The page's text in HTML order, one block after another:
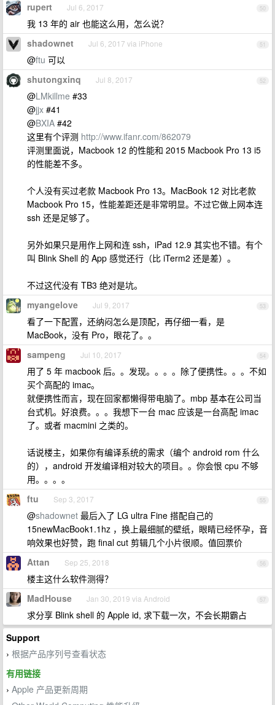
50
rupert Jul 6, 2017
我 13 年的 air 也能这么用，怎么说？
51
shadownet Jul 6, 2017 via iPhone
@ftu 可以
52
shutongxinq Jul 8, 2017
@LMkillme #33
@jjx #41
@BXIA #42
这里有个评测 http://www.ifanr.com/862079
评测里面说，Macbook 12 的性能和 2015 Macbook Pro 13 i5
的性能差不多。
个人没有买过老款 Macbook Pro 13。MacBook 12 对比老款
Macbook Pro 15，性能差距还是非常明显。不过它做上网本连
ssh 还是足够了。
另外如果只是用作上网和连 ssh，iPad 12.9 其实也不错。有个
叫 Blink Shell 的 App 感觉还行（比 iTerm2 还是差）。
不过这代没有 TB3 绝对是坑。
53
myangelove Jul 9, 2017
看了一下配置，还纳闷怎么是顶配，再仔细一看，是
MacBook，没有 Pro，眼花了。。
54
sampeng Jul 10, 2017
用了 5 年 macbook 后。。发现。。。。除了便携性。。。不如
买个高配的 imac。
就便携性而言，现在回家都懒得带电脑了。mbp 基本在公司当
台式机。好浪费。。。我想下一台 mac 应该是一台高配 imac
了。或者 macmini 之类的。
话说楼主，如果你有编译系统的需求（编个 android rom 什么
的），android 开发编译相对较大的项目。。你会恨 cpu 不够
用。。。。
55
ftu Sep 3, 2017
@shadownet 最后入了 LG ultra Fine 搭配自己的
15newMacBook1.1hz ，换上最细腻的壁纸，眼睛已经怀孕，音
响效果也好赞，跑 final cut 剪辑几个小片很顺。值回票价
56
Attan Sep 25, 2018
楼主这什么软件测得？
57
MadHouse Jan 30, 2019 via Android
求分享 Blink shell 的 Apple id, 求下载一次，不会长期霸占
Support
› 根据产品序列号查看状态
有用链接
› Apple 产品更新周期